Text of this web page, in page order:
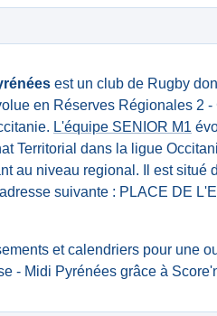
est un club de Rugby
en Réserves Régionales 2 -
L'équipe SENIOR M1
Territorial dans la ligue
au niveau regional. Il est situé
suivante : PLACE DE
et calendriers pour une
- Midi Pyrénées grâce à